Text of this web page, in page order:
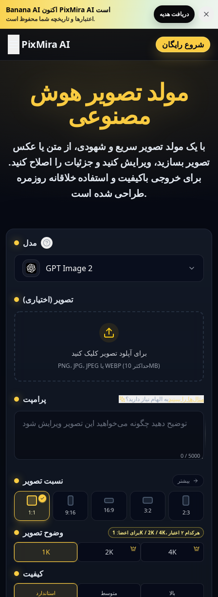
Banana AI اکنون PixMira AI است
اعتبارها و تاریخچه شما محفوظ است.
دریافت هدیه
PixMira AI شروع رایگان
مولد تصویر هوش
مصنوعی
با یک مولد تصویر سریع و شهودی، از متن یا عکس
تصویر بسازید، ویرایش کنید و جزئیات را اصلاح کنید.
برای خروجی باکیفیت و استفاده خلاقانه روزمره
طراحی شده است.
مدل
GPT Image 2
تصویر (اختیاری)
برای آپلود تصویر کلیک کنید
PNG، JPG، JPEG یا WEBP (حداکثر 10MB)
پرامپت به الهام نیاز دارید؟مثال‌ها را ببینید
0 / 5000
نسبت تصویر بیشتر
1:1 9:16 16:9 3:2 2:3
وضوح تصویر برای اعضا: 1K / 2K / 4K، هرکدام ۲ اعتبار
1K 2K 4K
کیفیت
استاندارد متوسط بالا